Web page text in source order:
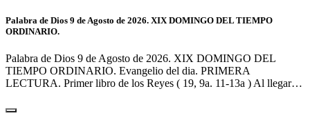
Palabra de Dios 9 de Agosto de 2026. XIX DOMINGO DEL TIEMPO
ORDINARIO.
Palabra de Dios 9 de Agosto de 2026. XIX DOMINGO DEL
TIEMPO ORDINARIO. Evangelio del dia. PRIMERA
LECTURA. Primer libro de los Reyes ( 19, 9a. 11-13a ) Al llegar…